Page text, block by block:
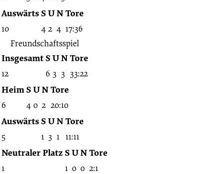
AuswärtsS UNTore
10 4 2 4 17:36
Freundschaftsspiel
InsgesamtS UNTore
12 6 3 3 33:22
HeimS UNTore
6 4 0 2 20:10
AuswärtsS UNTore
5 1 3 1 11:11
Neutraler Platz S UNTore
1 1 0 0 2:1